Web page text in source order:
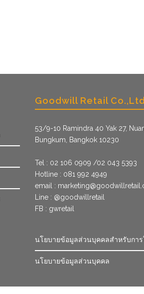
Goodwill Retail
53/9­-10 Ramindra 40 Yak 27,
Bungkum, Bangkok 10230
Tel : 02 106 0909 /02 043 5393
Hotline : 081 992 4949
email :
Line : @goodwillretail
FB : gwretail
นโยบายข้อมูลส่วนบุคคลสำหรับการ
นโยบายข้อมูลส่วนบุคคล